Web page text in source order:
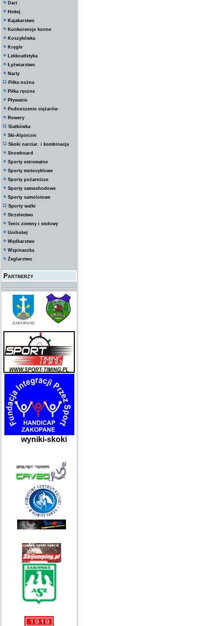
Dart
Hokej
Kajakarstwo
Konkurencje konne
Koszykówka
Kręgle
Lekkoatletyka
Łyżwiarstwo
Narty
Piłka nożna
Piłka ręczna
Pływanie
Podnoszenie ciężarów
Rowery
Siatkówka
Ski-Alpinizm
Skoki narciar. i kombinacja
Snowboard
Sporty extremalne
Sporty motocyklowe
Sporty pożarnicze
Sporty samochodowe
Sporty samolotowe
Sporty walki
Strzelectwo
Tenis ziemny i stołowy
Unihokej
Wędkarstwo
Wspinaczka
Żeglarstwo
Partnerzy
wyniki-skoki